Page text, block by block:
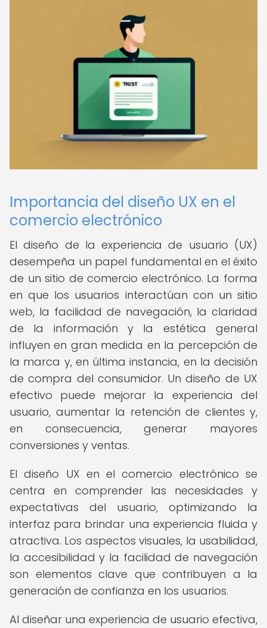
Importancia del diseño UX en el
comercio electrónico
El diseño de la experiencia de usuario (UX)
desempeña un papel fundamental en el éxito
de un sitio de comercio electrónico. La forma
en que los usuarios interactúan con un sitio
web, la facilidad de navegación, la claridad
de la información y la estética general
influyen en gran medida en la percepción de
la marca y, en última instancia, en la decisión
de compra del consumidor. Un diseño de UX
efectivo puede mejorar la experiencia del
usuario, aumentar la retención de clientes y,
en consecuencia, generar mayores
conversiones y ventas.
El diseño UX en el comercio electrónico se
centra en comprender las necesidades y
expectativas del usuario, optimizando la
interfaz para brindar una experiencia fluida y
atractiva. Los aspectos visuales, la usabilidad,
la accesibilidad y la facilidad de navegación
son elementos clave que contribuyen a la
generación de confianza en los usuarios.
Al diseñar una experiencia de usuario efectiva,